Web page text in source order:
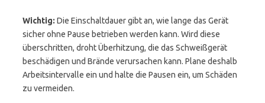
Wichtig: Die Einschaltdauer gibt an, wie lange das Gerät
sicher ohne Pause betrieben werden kann. Wird diese
überschritten, droht Überhitzung, die das Schweißgerät
beschädigen und Brände verursachen kann. Plane deshalb
Arbeitsintervalle ein und halte die Pausen ein, um Schäden
zu vermeiden.